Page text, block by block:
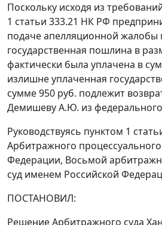
Поскольку исходя из
1 статьи 333.21 НК РФ
подаче апелляционной жалобы
государственная пошлина в
фактически была уплачена в
излишне уплаченная
сумме 950 руб. подлежит
Демишеву А.Ю. из
Руководствуясь пунктом 1
Арбитражного
Федерации, Восьмой
суд именем Российской
ПОСТАНОВИЛ:
Решение Арбитражного суда